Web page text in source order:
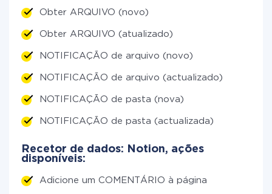
Obter ARQUIVO (novo)
Obter ARQUIVO (atualizado)
NOTIFICAÇÃO de arquivo (novo)
NOTIFICAÇÃO de arquivo (actualizado)
NOTIFICAÇÃO de pasta (nova)
NOTIFICAÇÃO de pasta (actualizada)
Recetor de dados: Notion, ações
disponíveis:
Adicione um COMENTÁRIO à página